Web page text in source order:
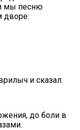
мы песню
дворе:
и сказал:
до боли в